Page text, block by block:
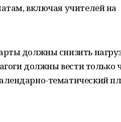
включая учителей на
должны снизить
должны вести только
тематический